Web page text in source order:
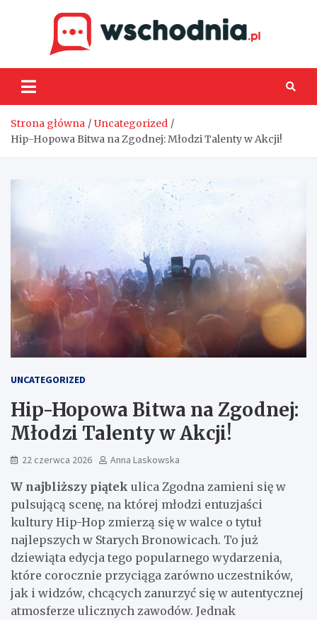
Strona główna
Uncategorized
Hip-Hopowa Bitwa na Zgodnej: Młodzi Talenty w Akcji!
UNCATEGORIZED
Hip-Hopowa Bitwa na Zgodnej:
Młodzi Talenty w Akcji!
22 czerwca 2026 Anna Laskowska
W najbliższy piątek ulica Zgodna zamieni się w
pulsującą scenę, na której młodzi entuzjaści
kultury Hip-Hop zmierzą się w walce o tytuł
najlepszych w Starych Bronowicach. To już
dziewiąta edycja tego popularnego wydarzenia,
które corocznie przyciąga zarówno uczestników,
jak i widzów, chcących zanurzyć się w autentycznej
atmosferze ulicznych zawodów. Jednak